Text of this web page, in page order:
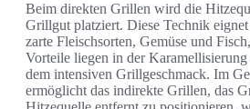
Beim direkten Grillen wird die
Grillgut platziert. Diese Technik
zarte Fleischsorten, Gemüse und
Vorteile liegen in der
dem intensiven Grillgeschmack. Im
ermöglicht das indirekte Grillen, das